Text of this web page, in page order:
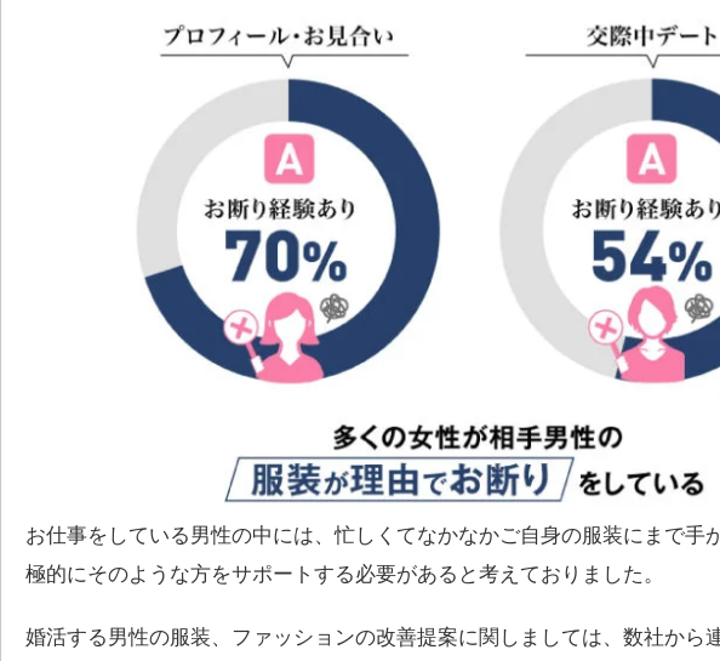
お仕事をしている男性の中には、忙しくてなかなかご自身の服装にまで
極的にそのような方をサポートする必要があると考えておりました。
婚活する男性の服装、ファッションの改善提案に関しましては、数社か